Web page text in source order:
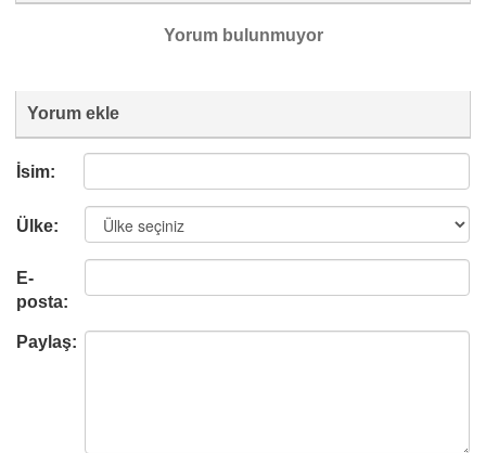
Yorum bulunmuyor
Yorum ekle
İsim:
Ülke:
E-
posta:
Paylaş: